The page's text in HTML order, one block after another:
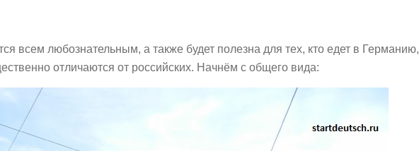
всем любознательным, а также будет полезна для тех, кто едет в Германию,
отличаются от российских. Начнём с общего вида: